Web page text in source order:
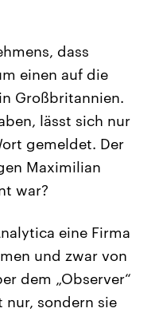
dass
einen auf die
Großbritannien.
lässt sich nur
gemeldet. Der
Maximilian
war?
eine Firma
und zwar von
dem „Observer“
nur, sondern sie